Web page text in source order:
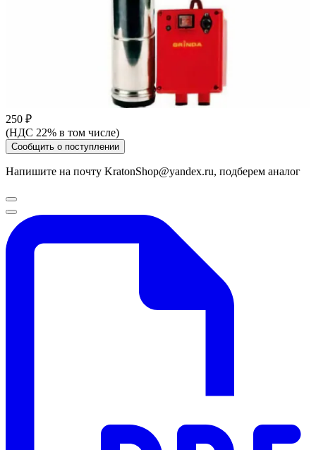
250 ₽
(НДС 22% в том числе)
Сообщить о поступлении
Напишите на почту KratonShop@yandex.ru, подберем аналог